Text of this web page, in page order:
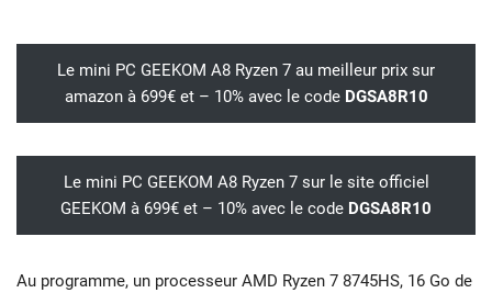
Le mini PC GEEKOM A8 Ryzen 7 au meilleur prix sur
amazon à 699€ et – 10% avec le code DGSA8R10
Le mini PC GEEKOM A8 Ryzen 7 sur le site officiel
GEEKOM à 699€ et – 10% avec le code DGSA8R10
Au programme, un processeur AMD Ryzen 7 8745HS, 16 Go de